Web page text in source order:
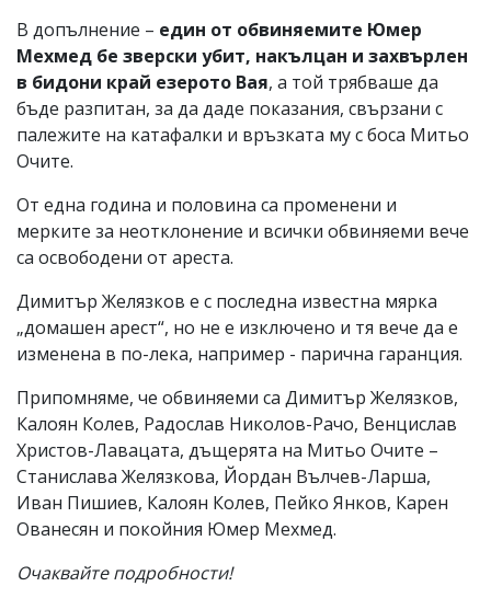
В допълнение – един от обвиняемите Юмер
Мехмед бе зверски убит, накълцан и захвърлен
в бидони край езерото Вая, а той трябваше да
бъде разпитан, за да даде показания, свързани с
палежите на катафалки и връзката му с боса Митьо
Очите.
От една година и половина са променени и
мерките за неотклонение и всички обвиняеми вече
са освободени от ареста.
Димитър Желязков е с последна известна мярка
„домашен арест“, но не е изключено и тя вече да е
изменена в по-лека, например - парична гаранция.
Припомняме, че обвиняеми са Димитър Желязков,
Калоян Колев, Радослав Николов-Рачо, Венцислав
Христов-Лавацата, дъщерята на Митьо Очите –
Станислава Желязкова, Йордан Вълчев-Ларша,
Иван Пишиев, Калоян Колев, Пейко Янков, Карен
Ованесян и покойния Юмер Мехмед.
Очаквайте подробности!